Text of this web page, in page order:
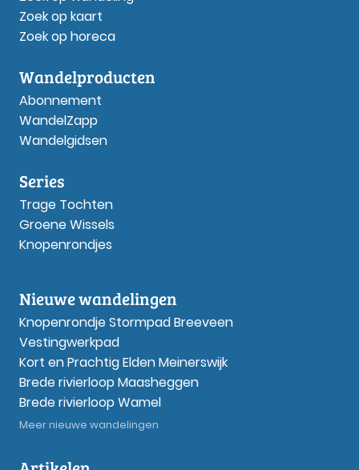
Zoek op kaart
Zoek op horeca
Wandelproducten
Abonnement
WandelZapp
Wandelgidsen
Series
Trage Tochten
Groene Wissels
Knopenrondjes
Nieuwe wandelingen
Knopenrondje Stormpad Breeveen
Vestingwerkpad
Kort en Prachtig Elden Meinerswijk
Brede rivierloop Maasheggen
Brede rivierloop Wamel
Meer nieuwe wandelingen